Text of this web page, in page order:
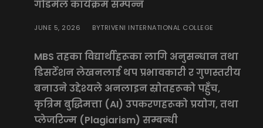
गोडमेल कार्यक्रम सम्पन्न
JUNE 5, 2026 BYTRIVENI INTERNATIONAL COLLEGE
MBS तहका विद्यार्थीहरूका लागि अनुसन्धान तथा
डिसर्टेशन लेखनलाई थप प्रभावकारी र गुणस्तरीय
बनाउने उद्देश्यले अनलाइन स्रोतहरूको पहुँच,
कृत्रिम बुद्धिमत्ता (AI) उपकरणहरूको प्रयोग, तथा
प्लेजरिज्म (Plagiarism) सम्बन्धी